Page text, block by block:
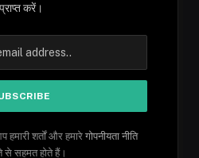
प्राप्त करें।
शर्तों और हमारे गोपनीयता नीति
से सहमत होते हैं।